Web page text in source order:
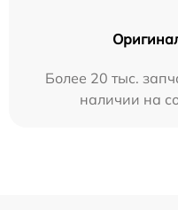
Более 20 тыс.
наличии на